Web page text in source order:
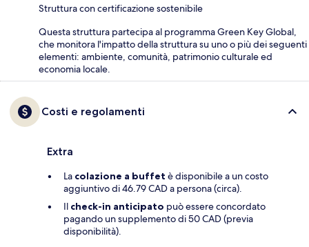
Struttura con certificazione sostenibile
Questa struttura partecipa al programma Green Key Global,
che monitora l'impatto della struttura su uno o più dei seguenti
elementi: ambiente, comunità, patrimonio culturale ed
economia locale.
Costi e regolamenti
Extra
La colazione a buffet è disponibile a un costo
aggiuntivo di 46.79 CAD a persona (circa).
Il check-in anticipato può essere concordato
pagando un supplemento di 50 CAD (previa
disponibilità).